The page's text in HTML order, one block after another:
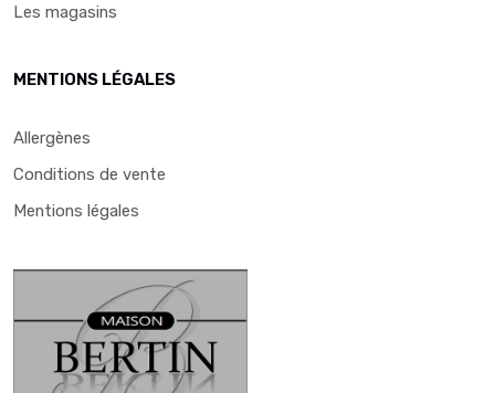
Les magasins
MENTIONS LÉGALES
Allergènes
Conditions de vente
Mentions légales